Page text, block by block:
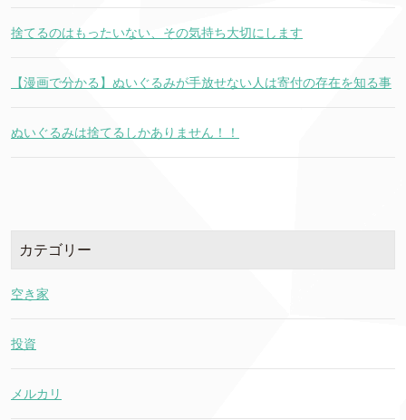
捨てるのはもったいない、その気持ち大切にします
【漫画で分かる】ぬいぐるみが手放せない人は寄付の存在を知る事
ぬいぐるみは捨てるしかありません！！
カテゴリー
空き家
投資
メルカリ